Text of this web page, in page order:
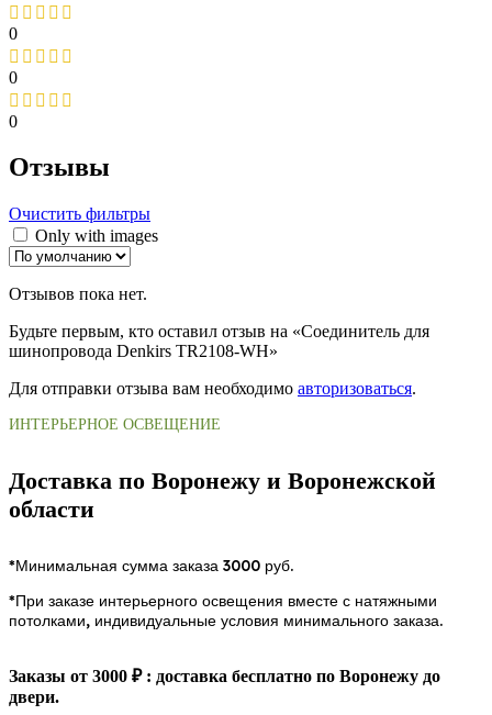
0
0
0
Отзывы
Очистить фильтры
Only with images
Отзывов пока нет.
Будьте первым, кто оставил отзыв на «Соединитель для
шинопровода Denkirs TR2108-WH»
Для отправки отзыва вам необходимо авторизоваться.
ИНТЕРЬЕРНОЕ ОСВЕЩЕНИЕ
Доставка по Воронежу и Воронежской
области
*Минимальная сумма заказа 3000 руб.
*При заказе интерьерного освещения вместе с натяжными
потолками, индивидуальные условия минимального заказа.
Заказы от 3000 ₽ : доставка бесплатно по Воронежу до
двери.